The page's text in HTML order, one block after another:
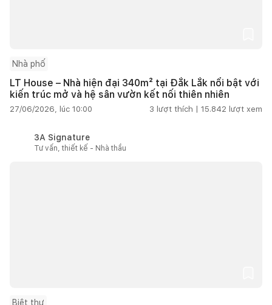
Nhà phố
LT House – Nhà hiện đại 340m² tại Đắk Lắk nổi bật với
kiến trúc mở và hệ sân vườn kết nối thiên nhiên
27/06/2026, lúc 10:00 3 lượt thích | 15.842 lượt xem
3A Signature
Tư vấn, thiết kế - Nhà thầu
Biệt thự